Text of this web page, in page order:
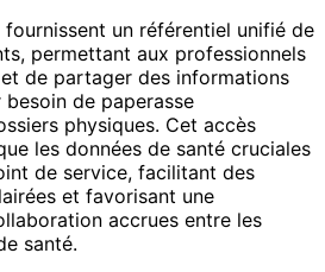
fournissent un référentiel unifié de
permettant aux professionnels
de partager des informations
de paperasse
physiques. Cet accès
les données de santé cruciales
de service, facilitant des
et favorisant une
accrues entre les
santé.